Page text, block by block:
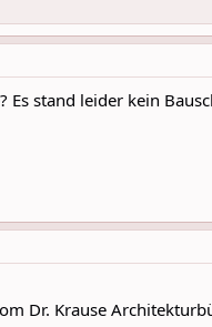
Es stand leider kein
Dr. Krause